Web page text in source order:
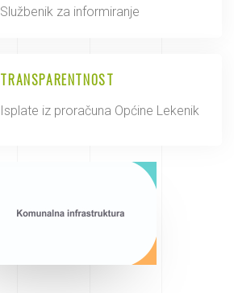
Službenik za informiranje
TRANSPARENTNOST
Isplate iz proračuna Općine Lekenik